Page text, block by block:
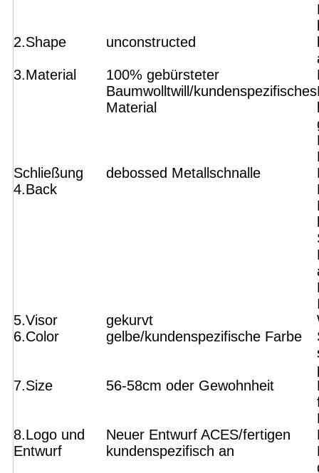
2.Shape
unconstructed
3.Material
100% gebürsteter
Baumwolltwill/kundenspezifisches
Material
Schließung
4.Back
debossed Metallschnalle
5.Visor
gekurvt
6.Color
gelbe/kundenspezifische Farbe
7.Size
56-58cm oder Gewohnheit
8.Logo und
Entwurf
Neuer Entwurf ACES/fertigen
kundenspezifisch an